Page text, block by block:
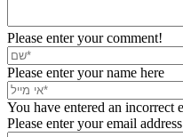
Please enter your comment!
Please enter your name here
You have entered an incorrect
Please enter your email